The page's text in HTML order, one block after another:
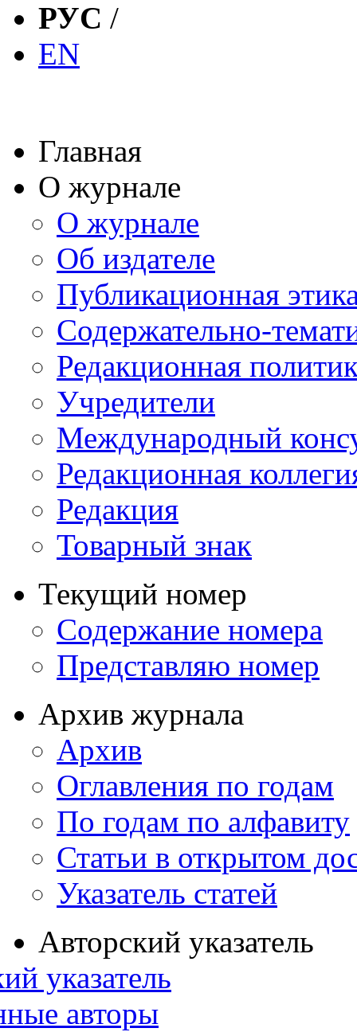
РУС /
EN
Главная
О журнале
О журнале
Об издателе
Публикационная
Содержательно-
Редакционная
Учредители
Международный
Редакционная
Редакция
Товарный знак
Текущий номер
Содержание номера
Представляю номер
Архив журнала
Архив
Оглавления по годам
По годам по алфавиту
Статьи в открытом
Указатель статей
Авторский указатель
указатель
авторы